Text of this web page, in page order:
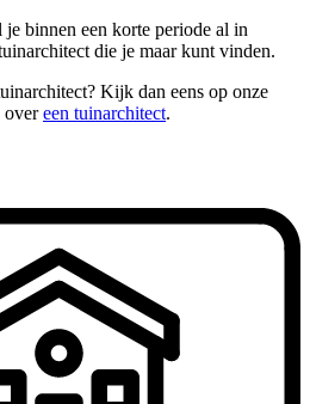
binnen een korte periode al in
die je maar kunt vinden.
Kijk dan eens op onze
overeen tuinarchitect.